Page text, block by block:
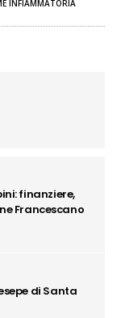
INFIAMMATORIA
finanziere,
Francescano
di Santa